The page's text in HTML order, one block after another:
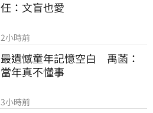
任：文盲也愛
2小時前
最遺憾童年記憶空白　禹菡：
當年真不懂事
3小時前